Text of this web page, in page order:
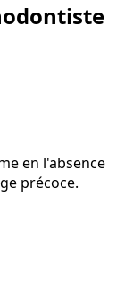
en l'absence
précoce.